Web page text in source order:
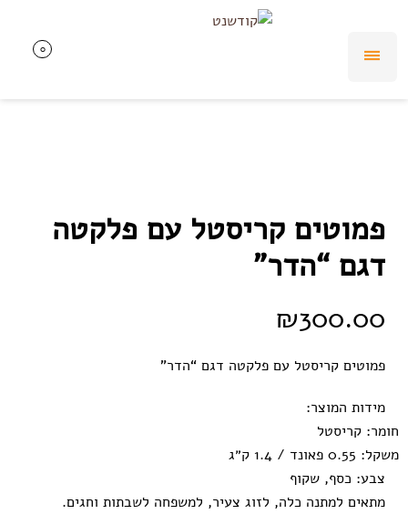
0
פמוטים קריסטל עם פלקטה
דגם “הדר”
₪300.00
פמוטים קריסטל עם פלקטה דגם “הדר”
מידות המוצר:
חומר: קריסטל
משקל: 0.55 פאונד / 1.4 ק״ג
צבע: כסף, שקוף
מתאים למתנה כלה, לזוג צעיר, למשפחה לשבתות וחגים.
0